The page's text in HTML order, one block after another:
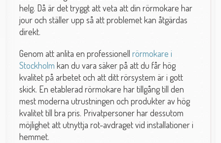
helg. Då är det tryggt att veta att din rörmokare har
jour och ställer upp så att problemet kan åtgärdas
direkt.
Genom att anlita en professionellrörmokare i
Stockholm kan du vara säker på att du får hög
kvalitet på arbetet och att ditt rörsystem är i gott
skick. En etablerad rörmokare har tillgång till den
mest moderna utrustningen och produkter av hög
kvalitet till bra pris. Privatpersoner har dessutom
möjlighet att utnyttja rot-avdraget vid installationer i
hemmet.